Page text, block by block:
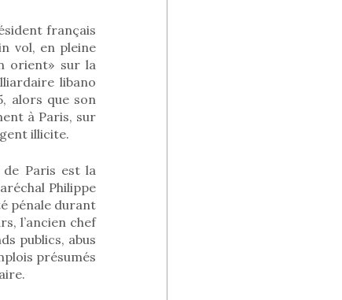
français
vol, en pleine
orient» sur la
libano
alors que son
à Paris, sur
illicite.
Paris est la
Philippe
pénale durant
l’ancien chef
publics, abus
présumés